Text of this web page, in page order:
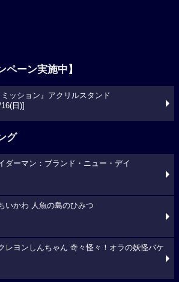
ペーン実施中】
ミッション』アクリルスタンド
日)]
グ
ダーマン：ブランド・ニュー・デイ
いかわ 人魚の島のひみつ
レヨンしんちゃん 奇々怪々！オラの妖怪バケ